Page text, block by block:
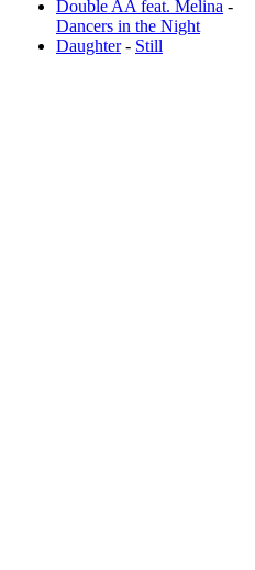
Double AA feat. Melina -
Dancers in the Night
Daughter- Still